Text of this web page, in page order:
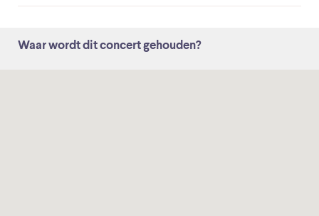
Waar wordt dit concert gehouden?